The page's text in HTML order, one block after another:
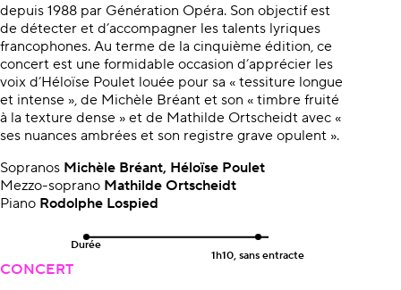
depuis 1988 par Génération Opéra. Son objectif est
de détecter et d’accompagner les talents lyriques
francophones. Au terme de la cinquième édition, ce
concert est une formidable occasion d’apprécier les
voix d’Héloïse Poulet louée pour sa « tessiture longue
et intense », de Michèle Bréant et son « timbre fruité
à la texture dense » et de Mathilde Ortscheidt avec «
ses nuances ambrées et son registre grave opulent ».
Sopranos Michèle Bréant, Héloïse Poulet
Mezzo-soprano Mathilde Ortscheidt
Piano Rodolphe Lospied
Durée
1h10, sans entracte
CONCERT